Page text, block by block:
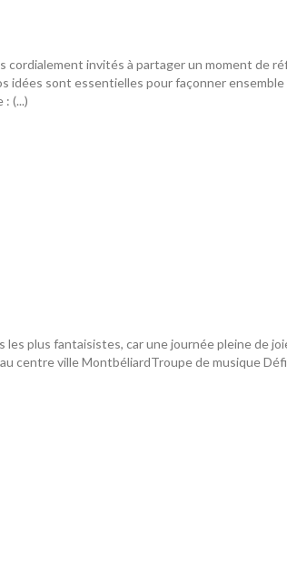
cordialement invités à partager un moment de
idées sont essentielles pour façonner
(...)
plus fantaisistes, car une journée pleine de
centre ville MontbéliardTroupe de musique